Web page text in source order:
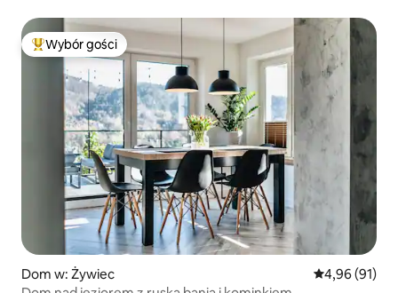
Najpopularniejsze z kategorii Wybór gości
Wybór gości
Dom w: Żywiec Średnia
4,96 (91)